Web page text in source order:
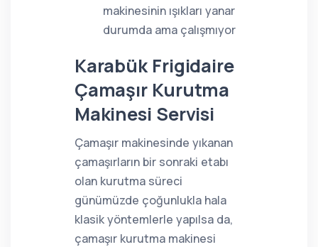
makinesinin ışıkları yanar
durumda ama çalışmıyor
Karabük Frigidaire
Çamaşır Kurutma
Makinesi Servisi
Çamaşır makinesinde yıkanan
çamaşırların bir sonraki etabı
olan kurutma süreci
günümüzde çoğunlukla hala
klasik yöntemlerle yapılsa da,
çamaşır kurutma makinesi